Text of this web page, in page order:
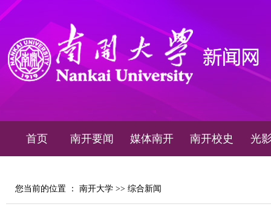
首页 南开要闻 媒体南开 南开校史 光
您当前的位置 ： 南开大学 >> 综合新闻